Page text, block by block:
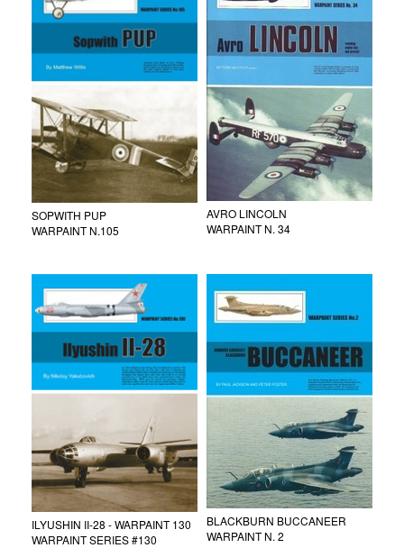
SOPWITH PUP
WARPAINT N.105
AVRO LINCOLN
WARPAINT N. 34
ILYUSHIN II-28 - WARPAINT 130
WARPAINT SERIES #130
BLACKBURN BUCCANEER
WARPAINT N. 2